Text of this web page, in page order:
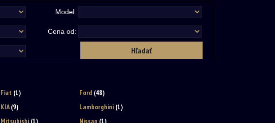
Model:
Cena od:
Fiat (1) Ford (48)
KIA(9) Lamborghini (1)
Mitsubishi (1) Nissan (1)